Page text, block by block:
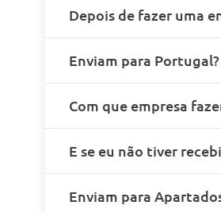
Depois de fazer uma
Enviam para Portugal?
Com que empresa
E se eu não tiver
Enviam para